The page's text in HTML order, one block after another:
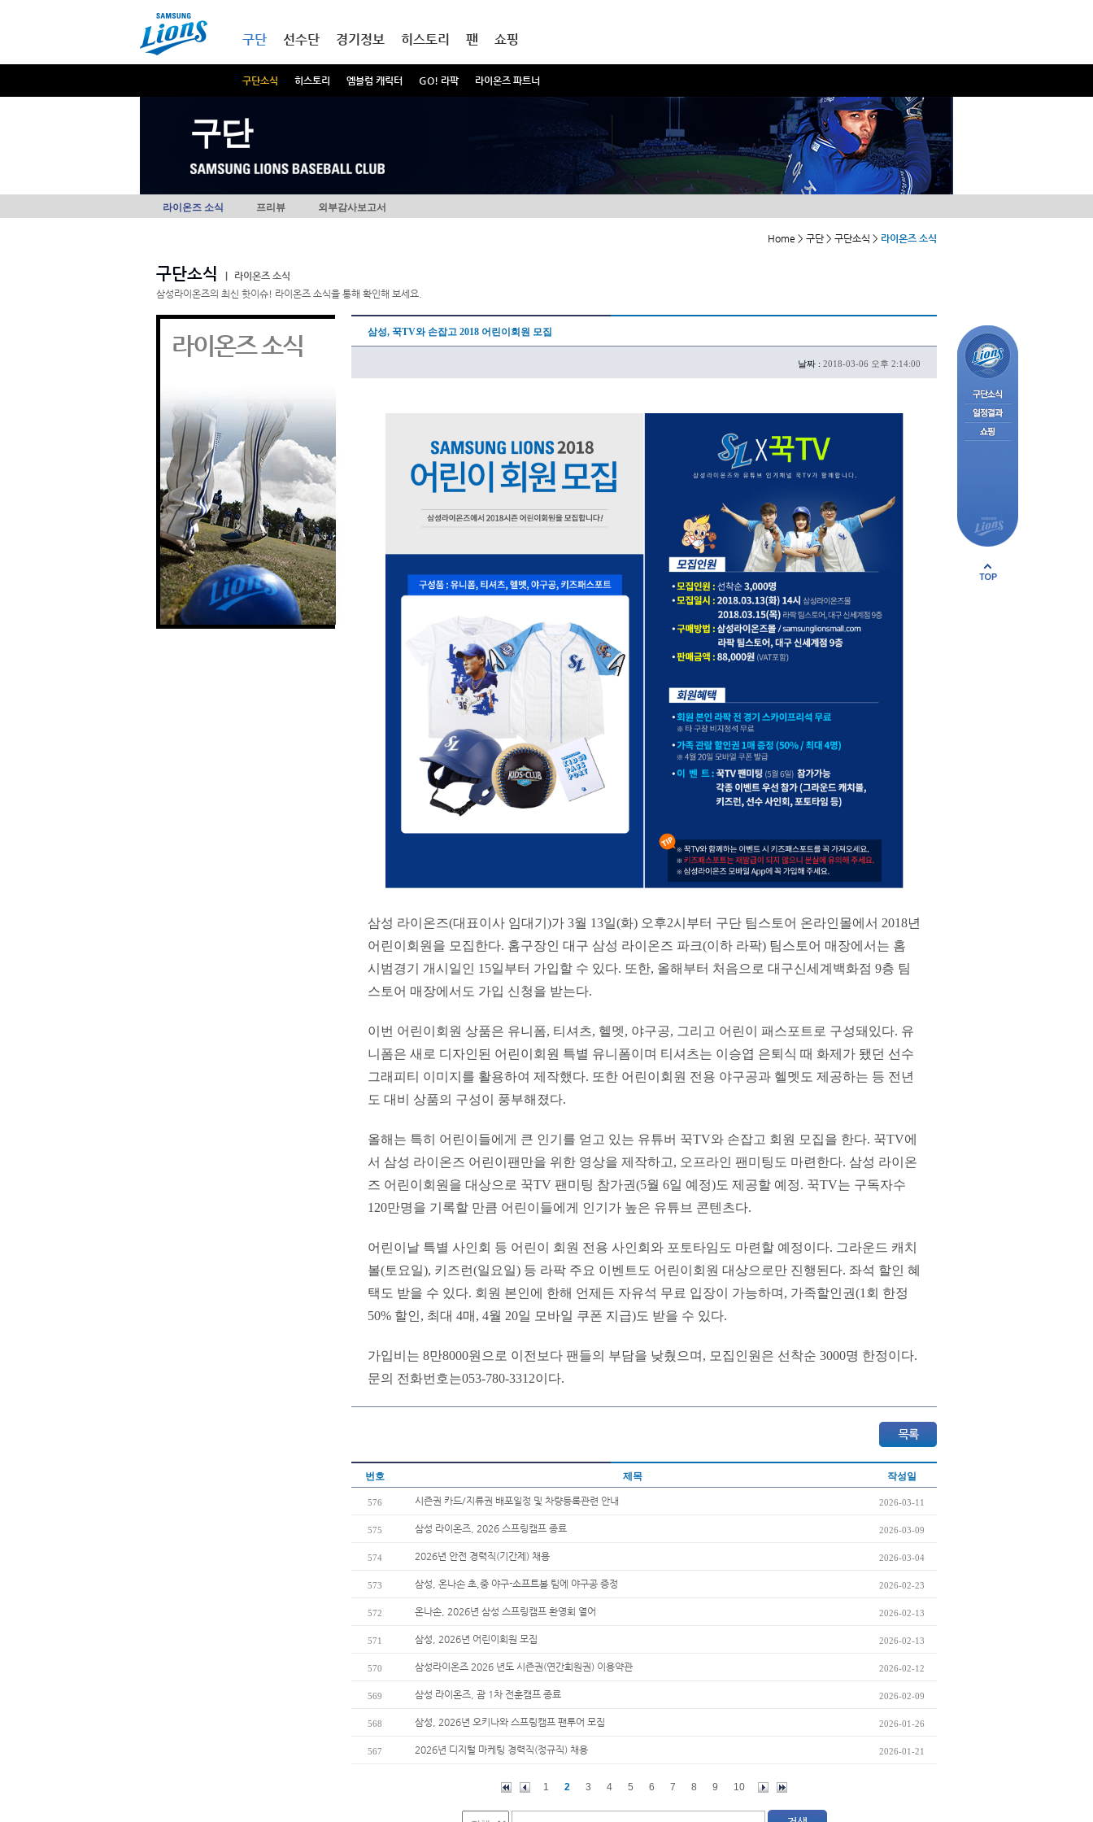
구단
구단소식 히스토리 엠블럼 캐릭터 GO! 라팍 라이온즈 파트너
선수단 경기정보 히스토리 팬 쇼핑
구단
라이온즈 소식 프리뷰 외부감사보고서
Home > 구단 > 구단소식 > 라이온즈 소식
구단소식
라이온즈 소식
삼성라이온즈의 최신 핫이슈! 라이온즈 소식을 통해 확인해 보세요.
라이온즈 소식 삼성, 꾹TV와 손잡고 2018 어린이회원 모집
날짜 : 2018-03-06 오후 2:14:00
삼성 라이온즈(대표이사 임대기)가 3월 13일(화) 오후2시부터 구단 팀스토어 온라인몰에서 2018년
어린이회원을 모집한다. 홈구장인 대구 삼성 라이온즈 파크(이하 라팍) 팀스토어 매장에서는 홈
시범경기 개시일인 15일부터 가입할 수 있다. 또한, 올해부터 처음으로 대구신세계백화점 9층 팀
스토어 매장에서도 가입 신청을 받는다.
이번 어린이회원 상품은 유니폼, 티셔츠, 헬멧, 야구공, 그리고 어린이 패스포트로 구성돼있다. 유
니폼은 새로 디자인된 어린이회원 특별 유니폼이며 티셔츠는 이승엽 은퇴식 때 화제가 됐던 선수
그래피티 이미지를 활용하여 제작했다. 또한 어린이회원 전용 야구공과 헬멧도 제공하는 등 전년
도 대비 상품의 구성이 풍부해졌다.
올해는 특히 어린이들에게 큰 인기를 얻고 있는 유튜버 꾹TV와 손잡고 회원 모집을 한다. 꾹TV에
서 삼성 라이온즈 어린이팬만을 위한 영상을 제작하고, 오프라인 팬미팅도 마련한다. 삼성 라이온
즈 어린이회원을 대상으로 꾹TV 팬미팅 참가권(5월 6일 예정)도 제공할 예정. 꾹TV는 구독자수
120만명을 기록할 만큼 어린이들에게 인기가 높은 유튜브 콘텐츠다.
어린이날 특별 사인회 등 어린이 회원 전용 사인회와 포토타임도 마련할 예정이다. 그라운드 캐치
볼(토요일), 키즈런(일요일) 등 라팍 주요 이벤트도 어린이회원 대상으로만 진행된다. 좌석 할인 혜
택도 받을 수 있다. 회원 본인에 한해 언제든 자유석 무료 입장이 가능하며, 가족할인권(1회 한정
50% 할인, 최대 4매, 4월 20일 모바일 쿠폰 지급)도 받을 수 있다.
가입비는 8만8000원으로 이전보다 팬들의 부담을 낮췄으며, 모집인원은 선착순 3000명 한정이다.
문의 전화번호는053-780-3312이다.
번호 제목 작성일
576 시즌권 카드/지류권 배포일정 및 차량등록관련 안내 2026-03-11
575 삼성 라이온즈, 2026 스프링캠프 종료 2026-03-09
574 2026년 안전 경력직(기간제) 채용 2026-03-04
573 삼성, 온나손 초,중 야구-소프트볼 팀에 야구공 증정 2026-02-23
572 온나손, 2026년 삼성 스프링캠프 환영회 열어 2026-02-13
571 삼성, 2026년 어린이회원 모집 2026-02-13
570 삼성라이온즈 2026 년도 시즌권(연간회원권) 이용약관 2026-02-12
569 삼성 라이온즈, 괌 1차 전훈캠프 종료 2026-02-09
568 삼성, 2026년 오키나와 스프링캠프 팬투어 모집 2026-01-26
567 2026년 디지털 마케팅 경력직(정규직) 채용 2026-01-21
1 2 3 4 5 6 7 8 9 10